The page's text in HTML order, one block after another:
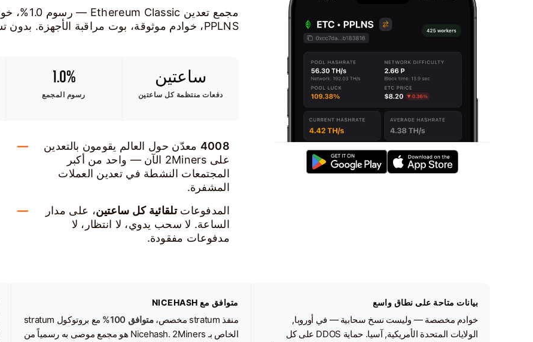
PPLNS، خوادم موثوقة، بوت مراقبة الأجهزة. بدون تسجيل.
ساعتين
دفعات منتظمة كل ساعتين
1.0%
رسوم المجمع
4008 معدّن حول العالم يقومون بالتعدين
على 2Miners الآن — واحد من أكبر
المجتمعات النشطة في تعدين العملات
المشفرة.
المدفوعاتتلقائية كل ساعتين، على مدار
الساعة. لا سحب يدوي، لا انتظار، لا
مدفوعات مفقودة.
بيانات متاحة على نطاق واسع
خوادم مخصصة — وليست نسخ سحابية — في أوروبا,
الولايات المتحدة الأمريكية, آسيا. حماية DDOS على كل
متوافق مع NICEHASH
منفذ stratum مخصص، متوافق 100%
مع بروتوكول stratum
الخاص بـ Nicehash. 2Miners هو مجمع موصى به رسمياً من